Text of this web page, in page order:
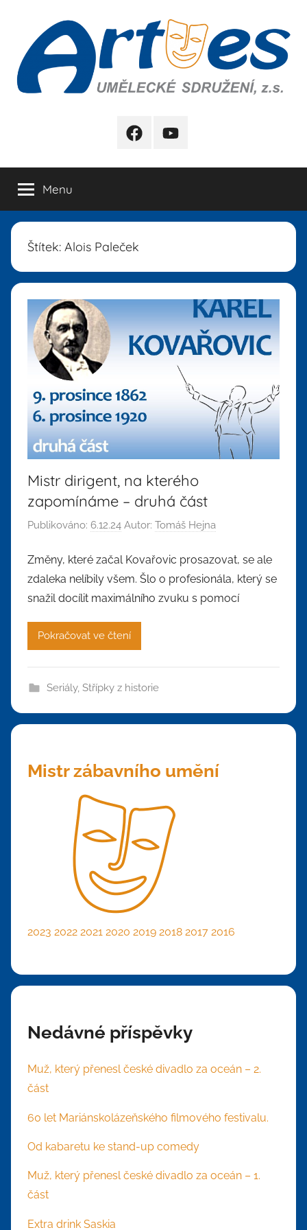
obsahu
FB YB
Menu
Štítek: Alois Paleček
Mistr dirigent, na kterého
zapomínáme – druhá část
Publikováno: 6.12.24 Autor: Tomáš Hejna
Změny, které začal Kovařovic prosazovat, se ale
zdaleka nelíbily všem. Šlo o profesionála, který se
snažil docílit maximálního zvuku s pomocí
Pokračovat ve čtení
Seriály, Střípky z historie
Mistr zábavního umění
2023 2022 2021 2020 2019 2018 2017 2016
Nedávné příspěvky
Muž, který přenesl české divadlo za oceán – 2.
část
60 let Mariánskolázeňského filmového festivalu.
Od kabaretu ke stand-up comedy
Muž, který přenesl české divadlo za oceán – 1.
část
Extra drink Saskia